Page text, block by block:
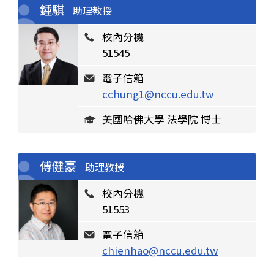
鍾騏 助理教授
校內分機
51545
電子信箱
cchung1@nccu.edu.tw
美國哈佛大學 法學院 博士
傅健豪 助理教授
校內分機
51553
電子信箱
chienhao@nccu.edu.tw